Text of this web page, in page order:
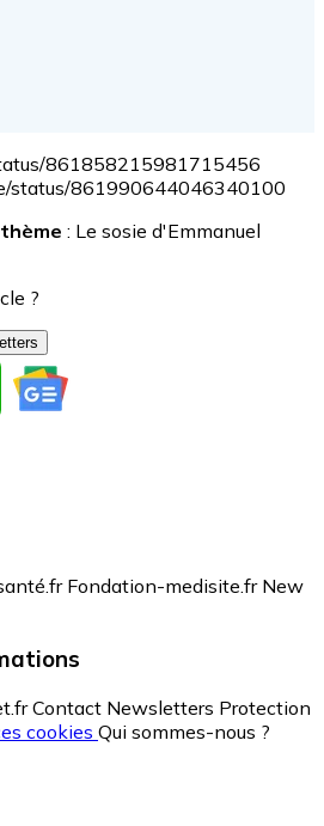
861858215981715456
status/861990644046340100
: Le sosie d'Emmanuel
?
WhatsApp
Fondation-medisite.fr New
Contact Newsletters Protection
cookies Qui sommes-nous ?